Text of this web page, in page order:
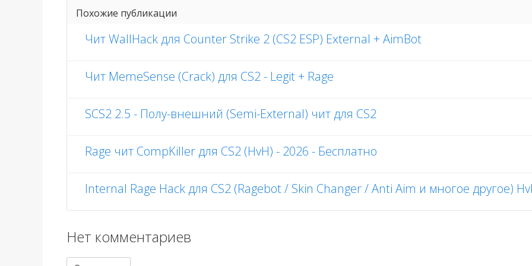
Похожие публикации
Чит WallHack для Counter Strike 2 (CS2 ESP) External + AimBot
Чит MemeSense (Crack) для CS2 - Legit + Rage
SCS2 2.5 - Полу-внешний (Semi-External) чит для CS2
Rage чит CompKiller для CS2 (HvH) - 2026 - Бесплатно
Internal Rage Hack для CS2 (Ragebot / Skin Changer / Anti Aim и многое другое)
Нет комментариев